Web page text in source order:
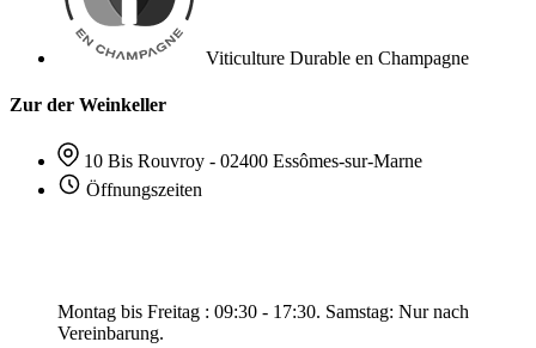
Viticulture Durable en Champagne
Zur der Weinkeller
10 Bis Rouvroy - 02400 Essômes-sur-Marne
Öffnungszeiten
Montag bis Freitag : 09:30 - 17:30. Samstag: Nur nach
Vereinbarung.